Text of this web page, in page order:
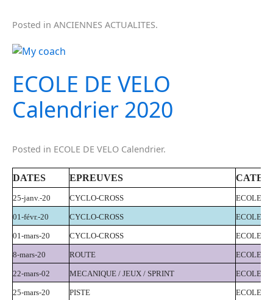
Posted in ANCIENNES ACTUALITES.
ECOLE DE VELO
Calendrier 2020
Posted in ECOLE DE VELO Calendrier.
DATES EPREUVES
25-janv.-20 CYCLO-CROSS ECOLE
01-févr.-20 CYCLO-CROSS ECOLE +
01-mars-20 CYCLO-CROSS ECOLE
8-mars-20 ROUTE ECOLE
22-mars-02 MECANIQUE / JEUX / SPRINT ECOLE
25-mars-20 PISTE ECOLE